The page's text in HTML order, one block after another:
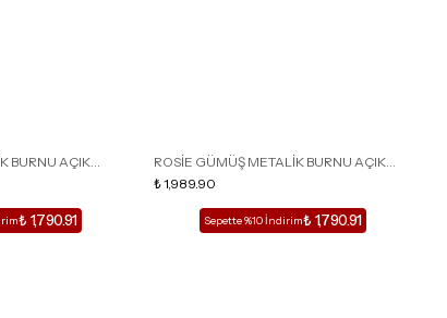
BURNU AÇIK
TOPUKLU TERLİK
₺ 1,790.91
ROSİE GÜMÜŞ METALİK BURNU AÇIK
DETAY KAFESLİ KADIN TOPUKLU TERLİK
₺ 1,989.90
Sepette %10 İndirim₺ 1,790.91